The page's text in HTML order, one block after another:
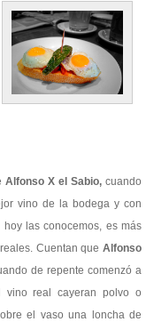
Alfonso X el Sabio, cuando
vino de la bodega y con
las conocemos, es más
Cuentan que Alfonso
de repente comenzó a
real cayeran polvo o
el vaso una loncha de